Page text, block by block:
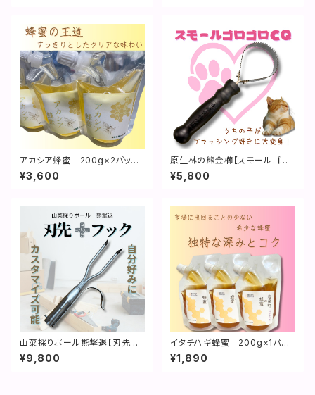
アカシア蜂蜜 200g×2パック*
*クリアな味と香り**
¥3,600
原生林の熊金櫛【スモールゴロ
ゴロCQ】
¥5,800
山菜採りポール熊撃退【刃先＆
タラの芽フック セット】
¥9,800
イタチハギ蜂蜜 200g×1パッ
ク**こだわりの味と香り**
¥1,890